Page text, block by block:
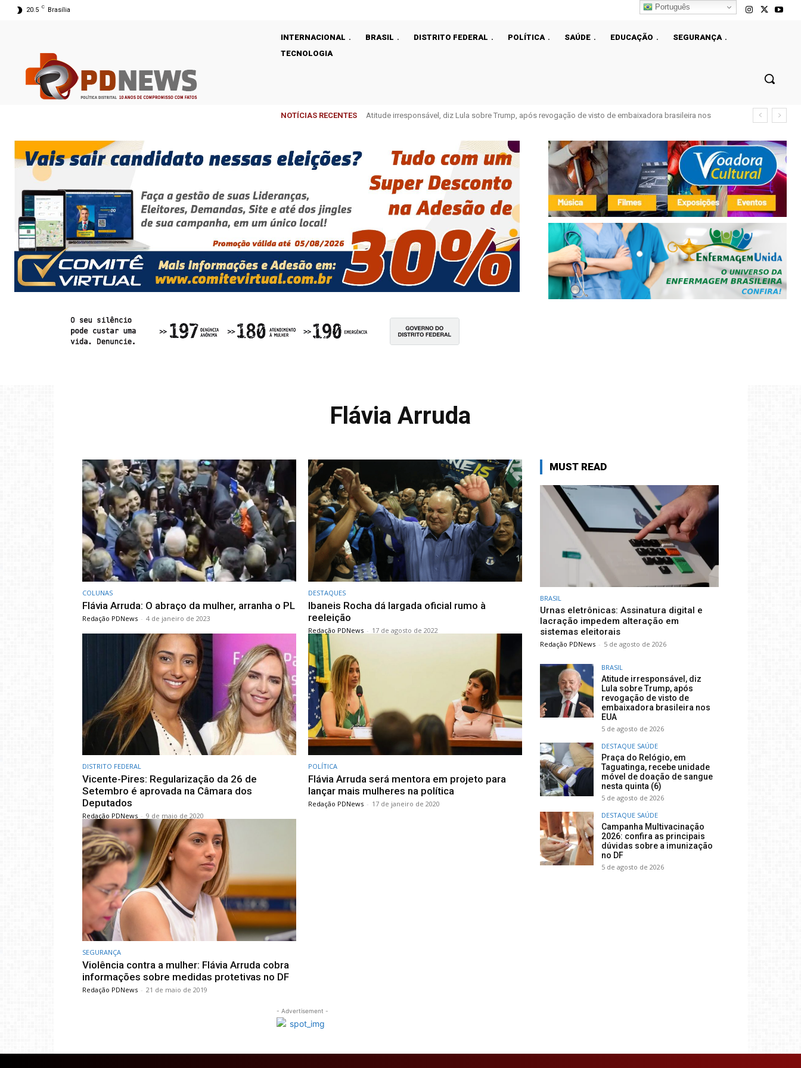
20.5 C Brasília
INTERNACIONAL BRASIL DISTRITO FEDERAL POLÍTICA SAÚDE EDUCAÇÃO
SEGURANÇA
TECNOLOGIA
NOTÍCIAS RECENTES
Atitude irresponsável, diz Lula sobre Trump, após revogação de visto de embaixadora brasileira nos
Praça do Relógio, em Taguatinga, recebe unidade móvel de doação de sangue nesta quinta (6)
Flávia Arruda
COLUNAS
Flávia Arruda: O abraço da mulher, arranha o PL
Redação PDNews - 4 de janeiro de 2023
DESTAQUES
Ibaneis Rocha dá largada oficial rumo à
reeleição
Redação PDNews - 17 de agosto de 2022
DISTRITO FEDERAL
Vicente-Pires: Regularização da 26 de
Setembro é aprovada na Câmara dos
Deputados
Redação PDNews - 9 de maio de 2020
POLÍTICA
Flávia Arruda será mentora em projeto para
lançar mais mulheres na política
Redação PDNews - 17 de janeiro de 2020
SEGURANÇA
Violência contra a mulher: Flávia Arruda cobra
informações sobre medidas protetivas no DF
Redação PDNews - 21 de maio de 2019
- Advertisement -
MUST READ
BRASIL
Urnas eletrônicas: Assinatura digital e
lacração impedem alteração em
sistemas eleitorais
Redação PDNews - 5 de agosto de 2026
BRASIL
Atitude irresponsável, diz
Lula sobre Trump, após
revogação de visto de
embaixadora brasileira nos
EUA
5 de agosto de 2026
DESTAQUE SAÚDE
Praça do Relógio, em
Taguatinga, recebe unidade
móvel de doação de sangue
nesta quinta (6)
5 de agosto de 2026
DESTAQUE SAÚDE
Campanha Multivacinação
2026: confira as principais
dúvidas sobre a imunização
no DF
5 de agosto de 2026
Português